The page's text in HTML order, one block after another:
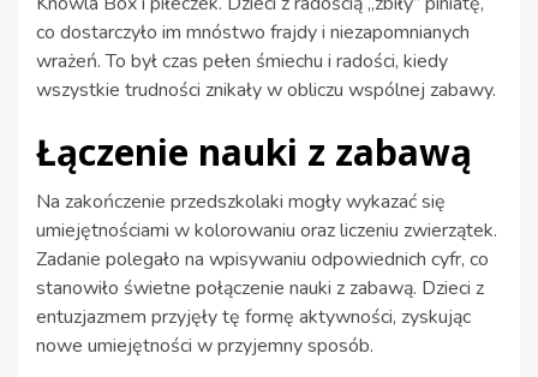
co dostarczyło im mnóstwo frajdy i niezapomnianych
wrażeń. To był czas pełen śmiechu i radości, kiedy
wszystkie trudności znikały w obliczu wspólnej zabawy.
Łączenie nauki z zabawą
Na zakończenie przedszkolaki mogły wykazać się
umiejętnościami w kolorowaniu oraz liczeniu zwierzątek.
Zadanie polegało na wpisywaniu odpowiednich cyfr, co
stanowiło świetne połączenie nauki z zabawą. Dzieci z
entuzjazmem przyjęły tę formę aktywności, zyskując
nowe umiejętności w przyjemny sposób.